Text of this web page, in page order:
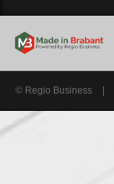
© Regio Business